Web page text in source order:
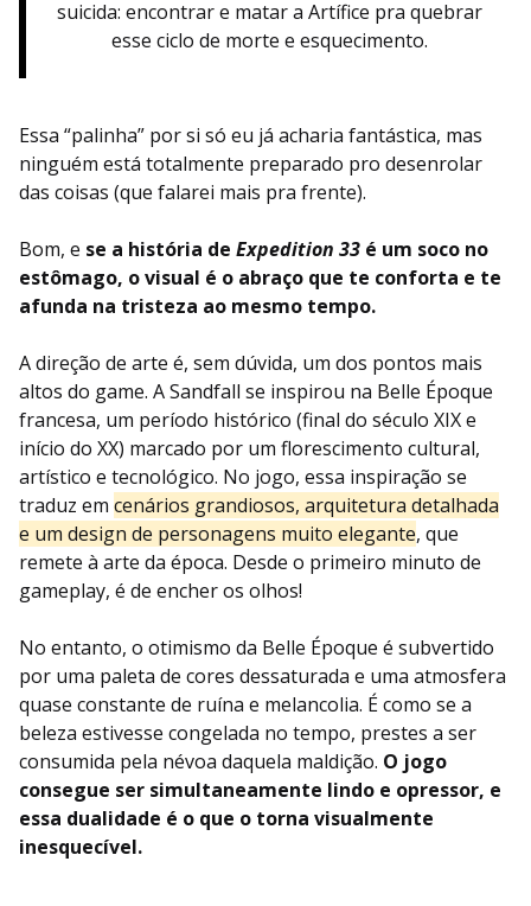
suicida: encontrar e matar a Artífice pra quebrar
esse ciclo de morte e esquecimento.
Essa “palinha” por si só eu já acharia fantástica, mas
ninguém está totalmente preparado pro desenrolar
das coisas (que falarei mais pra frente).
Bom, e se a história de Expedition 33 é um soco no
estômago, o visual é o abraço que te conforta e te
afunda na tristeza ao mesmo tempo.
A direção de arte é, sem dúvida, um dos pontos mais
altos do game. A Sandfall se inspirou na Belle Époque
francesa, um período histórico (final do século XIX e
início do XX) marcado por um florescimento cultural,
artístico e tecnológico. No jogo, essa inspiração se
traduz em cenários grandiosos, arquitetura detalhada
e um design de personagens muito elegante, que
remete à arte da época. Desde o primeiro minuto de
gameplay, é de encher os olhos!
No entanto, o otimismo da Belle Époque é subvertido
por uma paleta de cores dessaturada e uma atmosfera
quase constante de ruína e melancolia. É como se a
beleza estivesse congelada no tempo, prestes a ser
consumida pela névoa daquela maldição. O jogo
consegue ser simultaneamente lindo e opressor, e
essa dualidade é o que o torna visualmente
inesquecível.